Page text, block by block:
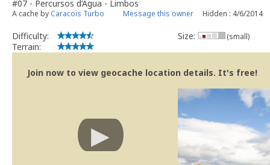
#07 - Percursos d’Água - Limbos
A cache by Caracois Turbo Message this owner Hidden : 4/6/2014
Difficulty:
Terrain:
Size: (small)
Join now to view geocache location details. It's free!